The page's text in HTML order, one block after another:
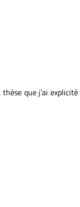
que j’ai explicité